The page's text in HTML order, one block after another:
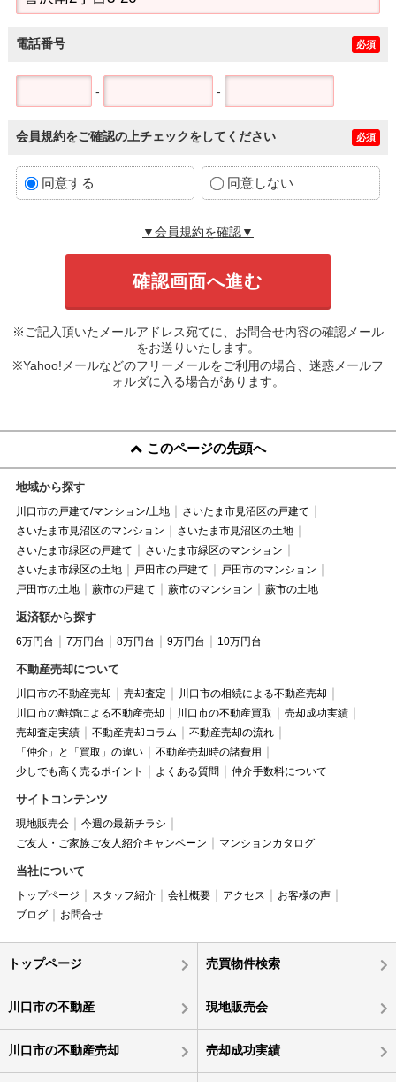
電話番号 必須
- -
会員規約をご確認の上チェックをしてください 必須
同意する 同意しない
▼会員規約を確認▼
※ご記入頂いたメールアドレス宛てに、お問合せ内容の確認メール
をお送りいたします。
※Yahoo!メールなどのフリーメールをご利用の場合、迷惑メールフ
ォルダに入る場合があります。
このページの先頭へ
地域から探す
川口市の戸建て/マンション/土地
さいたま市見沼区の戸建て
さいたま市見沼区のマンション
さいたま市見沼区の土地
さいたま市緑区の戸建て
さいたま市緑区のマンション
さいたま市緑区の土地
戸田市の戸建て
戸田市のマンション
戸田市の土地
蕨市の戸建て 蕨市のマンション 蕨市の土地
返済額から探す
6万円台 7万円台 8万円台 9万円台 10万円台
不動産売却について
川口市の不動産売却 売却査定
川口市の相続による不動産売却
川口市の離婚による不動産売却
川口市の不動産買取
売却成功実績
売却査定実績
不動産売却コラム
不動産売却の流れ
「仲介」と「買取」の違い
不動産売却時の諸費用
少しでも高く売るポイント
よくある質問 仲介手数料について
サイトコンテンツ
現地販売会
今週の最新チラシ
ご友人・ご家族ご友人紹介キャンペーン
マンションカタログ
当社について
トップページ スタッフ紹介 会社概要 アクセス
お客様の声
ブログ
お問合せ
トップページ 売買物件検索
川口市の不動産 現地販売会
川口市の不動産売却 売却成功実績